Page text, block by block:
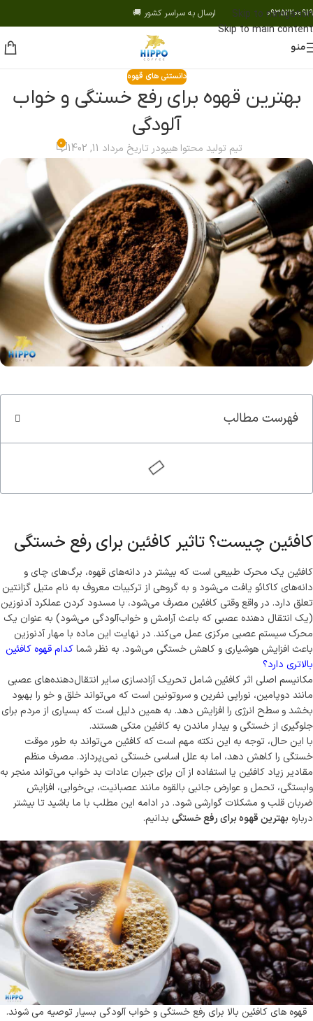
Skip to navigation
Skip to main content
09352200919 ارسال به سراسر کشور 🚚
منو
دانستنی های قهوه
بهترین قهوه برای رفع خستگی و خواب
آلودگی
تیم تولید محتوا هیپودر تاریخ مرداد 11, 1402 0
فهرست مطالب
کافئین چیست؟ تاثیر کافئین برای رفع خستگی
کافئین یک محرک طبیعی است که بیشتر در دانه‌های قهوه، برگ‌های چای و
دانه‌های کاکائو یافت می‌شود و به گروهی از ترکیبات معروف به نام متیل گزانتین
تعلق دارد. در واقع وقتی کافئین مصرف می‌شود، با مسدود کردن عملکرد آدنوزین
(یک انتقال دهنده عصبی که باعث آرامش و خواب‌آلودگی می‌شود) به عنوان یک
محرک سیستم عصبی مرکزی عمل می‌کند. در نهایت این ماده با مهار آدنوزین
باعث افزایش هوشیاری و کاهش خستگی می‌شود. به نظر شماکدام قهوه کافئین
بالاتری دارد؟
مکانیسم اصلی اثر کافئین شامل تحریک آزادسازی سایر انتقال‌دهنده‌های عصبی
مانند دوپامین، نوراپی نفرین و سروتونین است که می‌تواند خلق و خو را بهبود
بخشد و سطح انرژی را افزایش دهد. به همین دلیل است که بسیاری از مردم برای
جلوگیری از خستگی و بیدار ماندن به کافئین متکی هستند.
با این حال، توجه به این نکته مهم است که کافئین می‌تواند به طور موقت
خستگی را کاهش دهد، اما به علل اساسی خستگی نمی‌پردازد. مصرف منظم
مقادیر زیاد کافئین یا استفاده از آن برای جبران عادات بد خواب می‌تواند منجر به
وابستگی، تحمل و عوارض جانبی بالقوه مانند عصبانیت، بی‌خوابی، افزایش
ضربان قلب و مشکلات گوارشی شود. در ادامه این مطلب با ما باشید تا بیشتر
درباره بهترین قهوه برای رفع خستگی بدانیم.
قهوه های کافئین بالا برای رفع خستگی و خواب آلودگی بسیار توصیه می شوند.
سوپر کافئین هیپو(70%روبوستا)
مشاهده و خرید
قوی ترین قهوه ایران
کاپوچینو
مشاهده و
طعمی که ارزش امتحان